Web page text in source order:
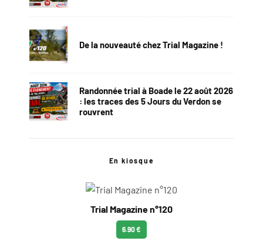
De la nouveauté chez Trial Magazine !
Randonnée trial à Boade le 22 août 2026
: les traces des 5 Jours du Verdon se
rouvrent
En kiosque
Trial Magazine n°120
6.90 €